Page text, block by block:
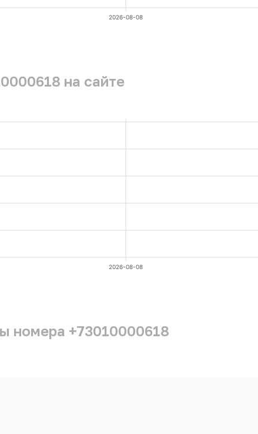
2026-08-08
на сайте
2026-08-08
номера +73010000618